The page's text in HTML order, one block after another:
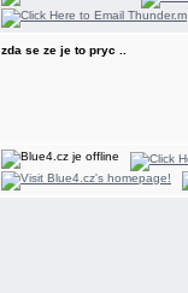
zda se ze je to pryc ..